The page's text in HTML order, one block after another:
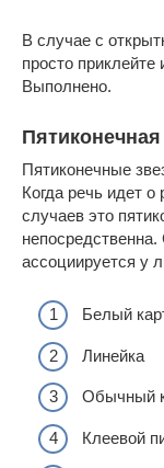
В случае с
просто
Выполнено.
Пятиконечная
Пятиконечные
Когда речь идет
случаев это
ассоциируется у
Белый
Линейка
Обычный
Клеевой